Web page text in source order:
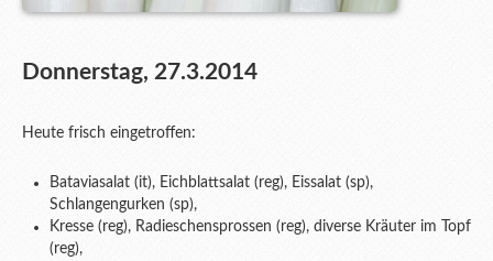
Donnerstag, 27.3.2014
Heute frisch eingetroffen:
Bataviasalat (it), Eichblattsalat (reg), Eissalat (sp),
Schlangengurken (sp),
Kresse (reg), Radieschensprossen (reg), diverse Kräuter im Topf
(reg),